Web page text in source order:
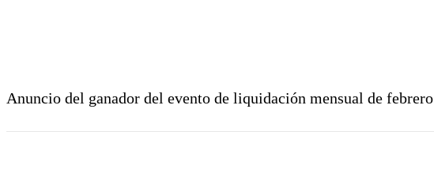
Anuncio del ganador del evento de liquidación mensual de febrero